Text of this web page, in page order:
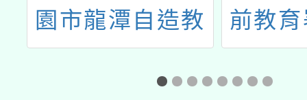
園市龍潭自造教
育及科技中心
113年4月份教師
前教
簡稱
理「